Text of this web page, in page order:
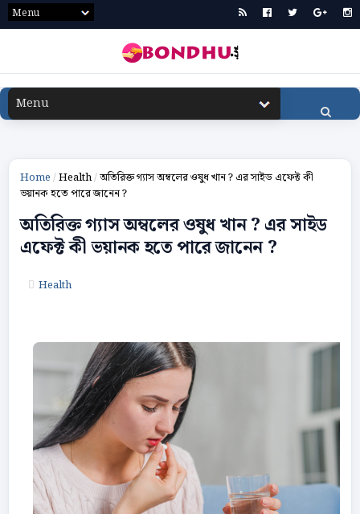
Home/Health/অতিরিক্ত গ্যাস অম্বলের ওষুধ খান ? এর সাইড এফেক্ট কী
ভয়ানক হতে পারে জানেন ?
অতিরিক্ত গ্যাস অম্বলের ওষুধ খান ? এর সাইড
এফেক্ট কী ভয়ানক হতে পারে জানেন ?
Health